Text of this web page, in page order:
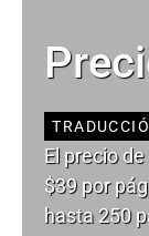
El precio
$39 por
hasta 250